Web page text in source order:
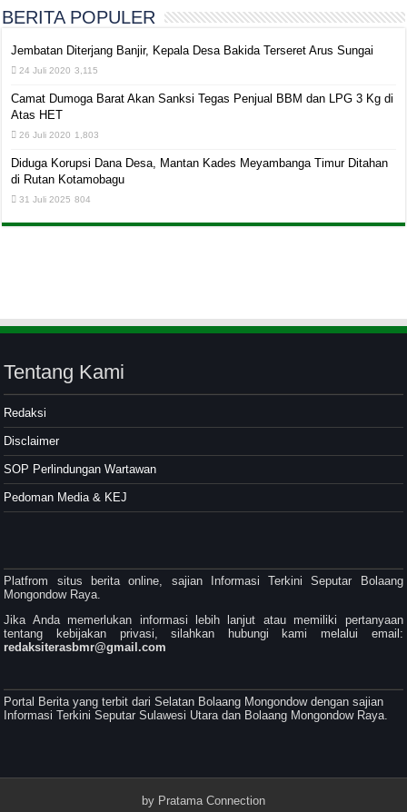
BERITA POPULER
Jembatan Diterjang Banjir, Kepala Desa Bakida Terseret Arus Sungai
24 Juli 2020 3,115
Camat Dumoga Barat Akan Sanksi Tegas Penjual BBM dan LPG 3 Kg di
Atas HET
26 Juli 2020 1,803
Diduga Korupsi Dana Desa, Mantan Kades Meyambanga Timur Ditahan
di Rutan Kotamobagu
31 Juli 2025 804
Tentang Kami
Redaksi
Disclaimer
SOP Perlindungan Wartawan
Pedoman Media & KEJ
Platfrom situs berita online, sajian Informasi Terkini Seputar Bolaang
Mongondow Raya.
Jika Anda memerlukan informasi lebih lanjut atau memiliki pertanyaan
tentang kebijakan privasi, silahkan hubungi kami melalui email:
redaksiterasbmr@gmail.com
Portal Berita yang terbit dari Selatan Bolaang Mongondow dengan sajian
Informasi Terkini Seputar Sulawesi Utara dan Bolaang Mongondow Raya.
by Pratama Connection